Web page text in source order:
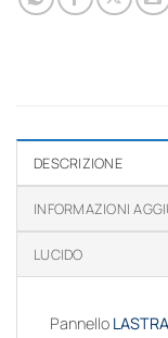
DESCRIZIONE
INFORMAZIONI
LUCIDO
Pannello